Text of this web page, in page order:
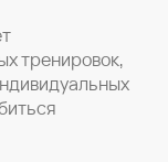
тренировок,